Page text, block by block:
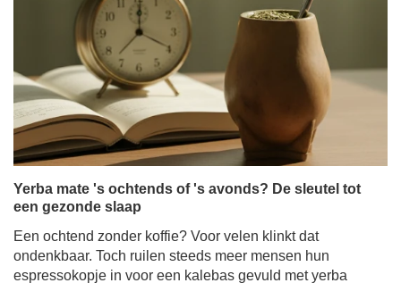
Yerba mate 's ochtends of 's avonds? De sleutel tot
een gezonde slaap
Een ochtend zonder koffie? Voor velen klinkt dat
ondenkbaar. Toch ruilen steeds meer mensen hun
espressokopje in voor een kalebas gevuld met yerba